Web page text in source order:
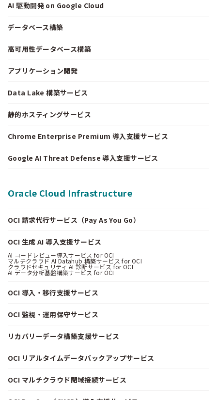
AI 駆動開発 on Google Cloud
データベース構築
高可用性データベース構築
アプリケーション開発
Data Lake 構築サービス
静的ホスティングサービス
Chrome Enterprise Premium 導入支援サービス
Google AI Threat Defense 導入支援サービス
Oracle Cloud Infrastructure
OCI 請求代行サービス（Pay As You Go）
OCI 生成 AI 導入支援サービス
AI コードレビュー導入サービス for OCI
マルチクラウド AI Datahub 構築サービス for OCI
クラウドセキュリティ AI 診断サービス for OCI
AI データ分析基盤構築サービス for OCI
OCI 導入・移行支援サービス
OCI 監視・運用保守サービス
リカバリーデータ構築支援サービス
OCI リアルタイムデータバックアップサービス
OCI マルチクラウド閉域接続サービス